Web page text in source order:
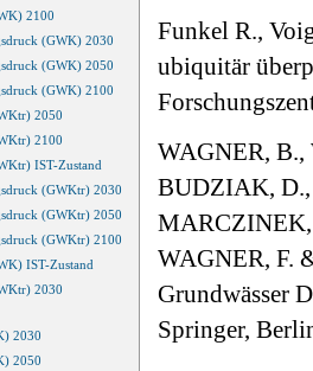
2100
(GWK) 2030
(GWK) 2050
(GWK) 2100
2050
2100
IST-Zustand
(GWKtr) 2030
(GWKtr) 2050
(GWKtr) 2100
IST-Zustand
2030
2030
2050
Funkel R.,
ubiquitär
WAGNER, B.,
BUDZIAK, D.,
MARCZINEK,
WAGNER, F.
Grundwässer
Springer,